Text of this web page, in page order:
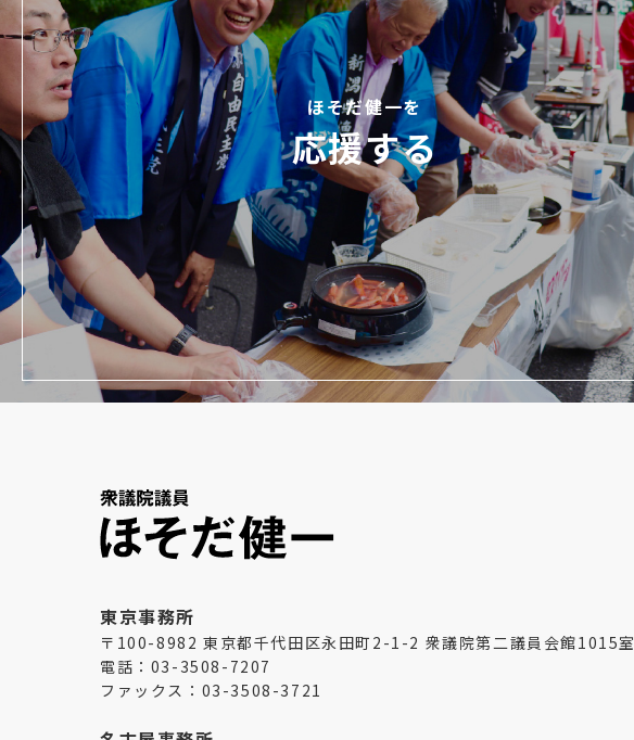
ほそだ健一を
応援する
東京事務所
〒100-8982 東京都千代田区永田町2-1-2 衆議院第二議員会館1015室
電話：03-3508-7207
ファックス：03-3508-3721